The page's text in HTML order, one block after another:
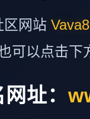
区网站
可以点击下
址：